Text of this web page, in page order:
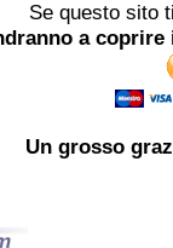
Se questo sito
a
Un grosso